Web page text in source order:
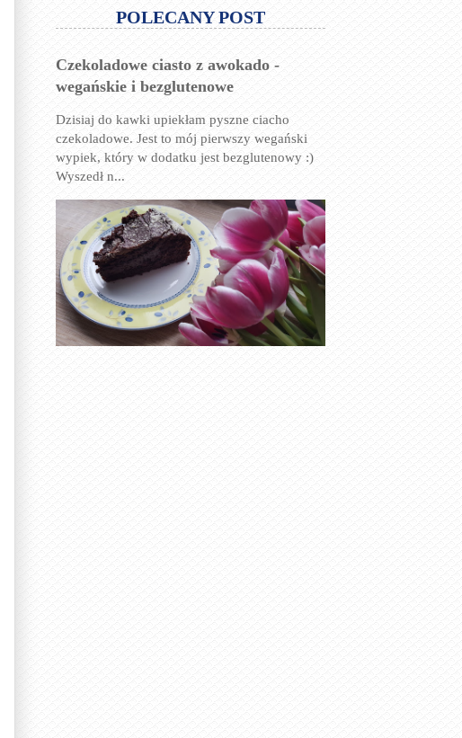
POLECANY POST
Czekoladowe ciasto z awokado -
wegańskie i bezglutenowe
Dzisiaj do kawki upiekłam pyszne ciacho
czekoladowe. Jest to mój pierwszy wegański
wypiek, który w dodatku jest bezglutenowy :)
Wyszedł n...